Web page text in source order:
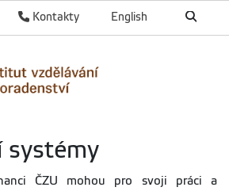
English
Kontakty
systémy
ČZU mohou pro svoji práci a